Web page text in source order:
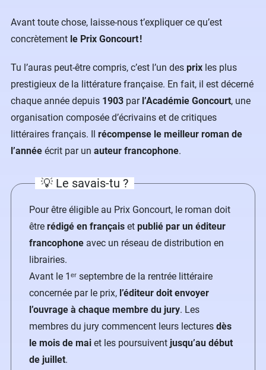
Avant toute chose, laisse-nous t’expliquer ce qu’est
concrètement le Prix Goncourt !
Tu l’auras peut-être compris, c’est l’un des prix les plus
prestigieux de la littérature française. En fait, il est décerné
chaque année depuis 1903 par l’Académie Goncourt, une
organisation composée d’écrivains et de critiques
littéraires français. Il récompense le meilleur roman de
l’année écrit par un auteur francophone.
💡 Le savais-tu ?
Pour être éligible au Prix Goncourt, le roman doit
être rédigé en français et publié par un éditeur
francophone avec un réseau de distribution en
librairies.
Avant le 1ᵉʳ septembre de la rentrée littéraire
concernée par le prix, l’éditeur doit envoyer
l’ouvrage à chaque membre du jury. Les
membres du jury commencent leurs lectures dès
le mois de mai et les poursuivent jusqu’au début
de juillet.